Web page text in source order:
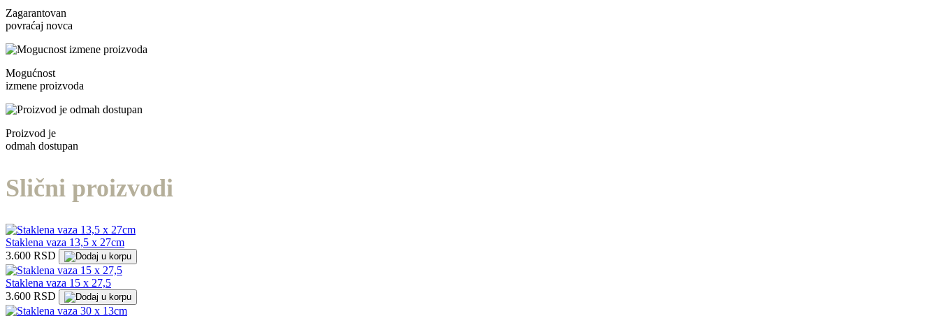
Zagarantovan
povraćaj novca
Mogućnost
izmene proizvoda
Proizvod je
odmah dostupan
Slični proizvodi
Staklena vaza 13,5 x 27cm
3.600 RSD
Staklena vaza 15 x 27,5
3.600 RSD